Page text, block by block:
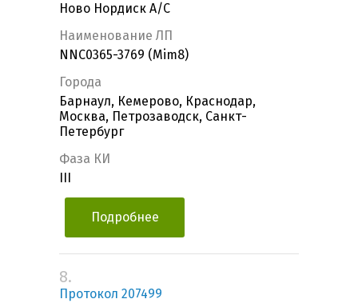
Ново Нордиск А/С
Наименование ЛП
NNC0365-3769 (Mim8)
Города
Барнаул, Кемерово, Краснодар,
Москва, Петрозаводск, Санкт-
Петербург
Фаза КИ
Подробнее
8.
Протокол 207499